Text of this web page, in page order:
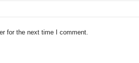
for the next time I comment.